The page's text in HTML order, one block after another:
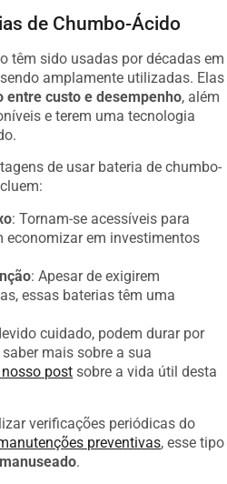
de Chumbo-Ácido
têm sido usadas por décadas em
amplamente utilizadas. Elas
entre custo e desempenho, além
e terem uma tecnologia
de usar bateria de chumbo-
: Tornam-se acessíveis para
economizar em investimentos
: Apesar de exigirem
essas baterias têm uma
cuidado, podem durar por
mais sobre a sua
post sobre a vida útil desta
verificações periódicas do
preventivas, esse tipo
.